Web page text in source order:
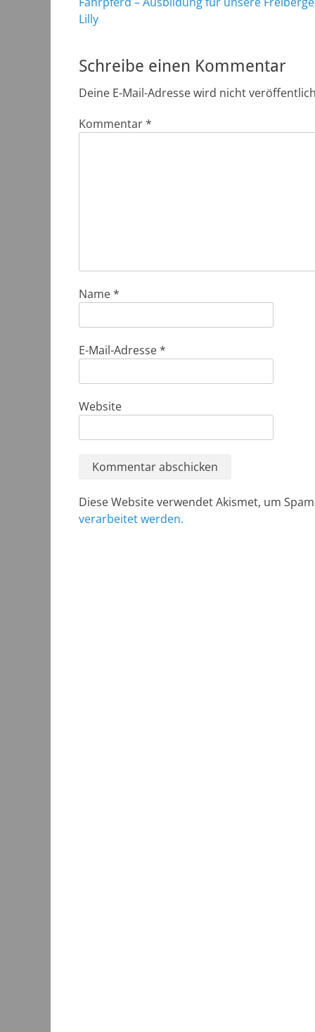
Beitrag:
Lilly
Schreibe einen Kommentar
Deine E-Mail-Adresse wird nicht
Kommentar*
Name*
E-Mail-Adresse*
Website
Diese Website verwendet Akismet, um
verarbeitet werden.